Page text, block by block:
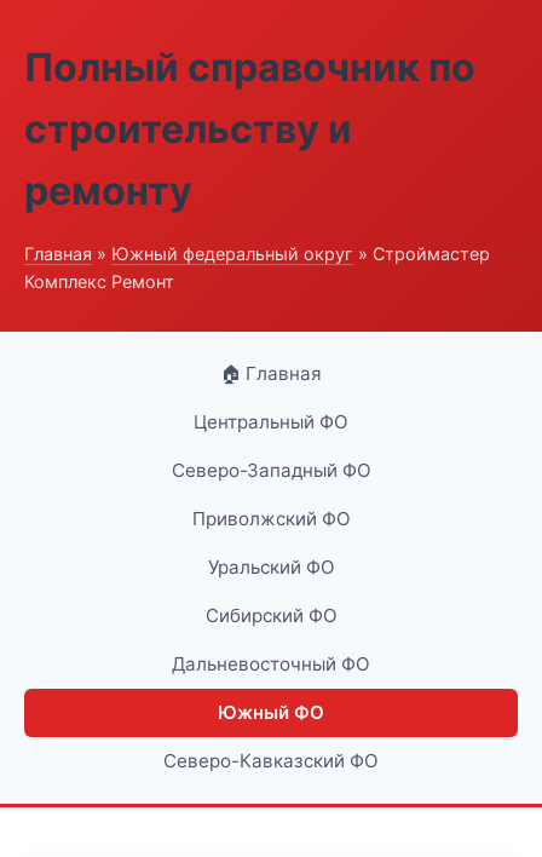
Полный справочник по
строительству и
ремонту
Главная » Южный федеральный округ » Строймастер
Комплекс Ремонт
🏠 Главная
Центральный ФО
Северо-Западный ФО
Приволжский ФО
Уральский ФО
Сибирский ФО
Дальневосточный ФО
Южный ФО
Северо-Кавказский ФО